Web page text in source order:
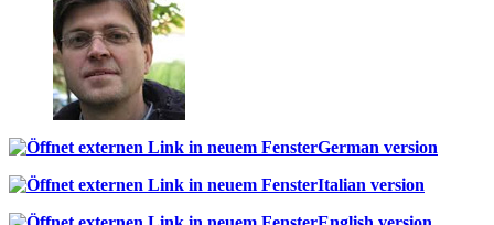
German version
Italian version